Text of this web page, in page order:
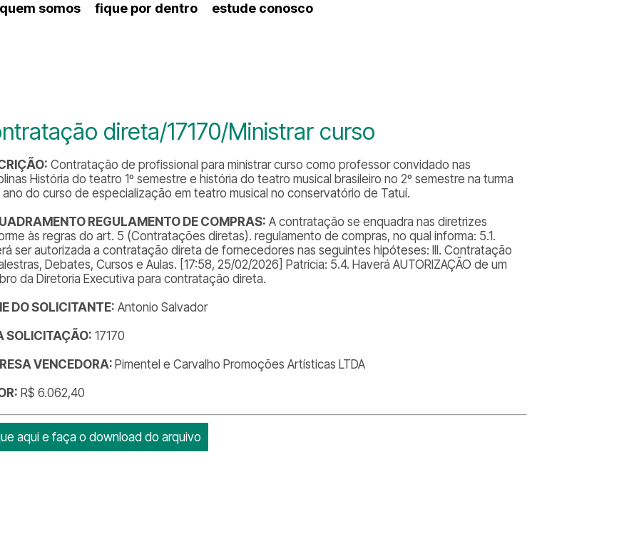
quem somos fique por dentro estude conosco
direta/17170/Ministrar curso
Contratação de profissional para ministrar curso como professor convidado nas
História do teatro 1º semestre e história do teatro musical brasileiro no 2º semestre na turma
ano do curso de especialização em teatro musical no conservatório de Tatuí.
REGULAMENTO DE COMPRAS: A contratação se enquadra nas diretrizes
às regras do art. 5 (Contratações diretas). regulamento de compras, no qual informa: 5.1.
ser autorizada a contratação direta de fornecedores nas seguintes hipóteses: III. Contratação
Debates, Cursos e Aulas. [17:58, 25/02/2026] Patrícia: 5.4. Haverá AUTORIZAÇÃO de um
da Diretoria Executiva para contratação direta.
DO SOLICITANTE: Antonio Salvador
SOLICITAÇÃO: 17170
VENCEDORA:Pimentel e Carvalho Promoções Artísticas LTDA
R$ 6.062,40
aqui e faça o download do arquivo